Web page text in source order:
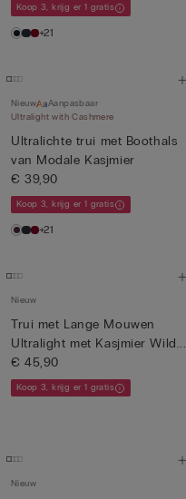
Koop 3, krijg er 1 gratis
+21
Nieuw
Aanpasbaar
Ultralight with Cashmere
Ultralichte trui met Boothals
van Modale Kasjmier
€ 39,90
Koop 3, krijg er 1 gratis
+21
Nieuw
Trui met Lange Mouwen
Ultralight met Kasjmier Wild...
€ 45,90
Koop 3, krijg er 1 gratis
Nieuw